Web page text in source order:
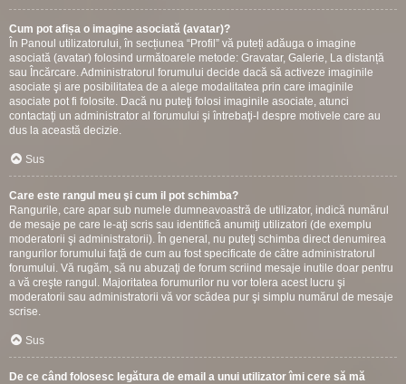
Cum pot afișa o imagine asociată (avatar)?
În Panoul utilizatorului, în secțiunea “Profil” vă puteți adăuga o imagine
asociată (avatar) folosind următoarele metode: Gravatar, Galerie, La distanță
sau Încărcare. Administratorul forumului decide dacă să activeze imaginile
asociate şi are posibilitatea de a alege modalitatea prin care imaginile
asociate pot fi folosite. Dacă nu puteţi folosi imaginile asociate, atunci
contactaţi un administrator al forumului şi întrebaţi-l despre motivele care au
dus la această decizie.
Sus
Care este rangul meu şi cum il pot schimba?
Rangurile, care apar sub numele dumneavoastră de utilizator, indică numărul
de mesaje pe care le-aţi scris sau identifică anumiţi utilizatori (de exemplu
moderatorii şi administratorii). În general, nu puteţi schimba direct denumirea
rangurilor forumului faţă de cum au fost specificate de către administratorul
forumului. Vă rugăm, să nu abuzaţi de forum scriind mesaje inutile doar pentru
a vă creşte rangul. Majoritatea forumurilor nu vor tolera acest lucru şi
moderatorii sau administratorii vă vor scădea pur şi simplu numărul de mesaje
scrise.
Sus
De ce când folosesc legătura de email a unui utilizator îmi cere să mă